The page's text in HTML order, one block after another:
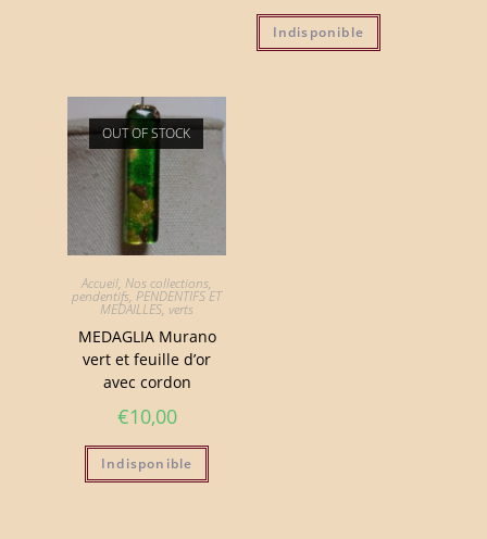
Indisponible
OUT OF STOCK
Accueil,Nos collections,
pendentifs,PENDENTIFS ET
MEDAILLES,verts
MEDAGLIA Murano
vert et feuille d’or
avec cordon
€10,00
Indisponible